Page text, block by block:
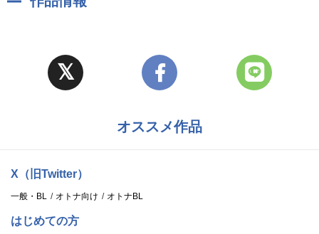
オススメ作品
X（旧Twitter）
一般・BL オトナ向け オトナBL
はじめての方